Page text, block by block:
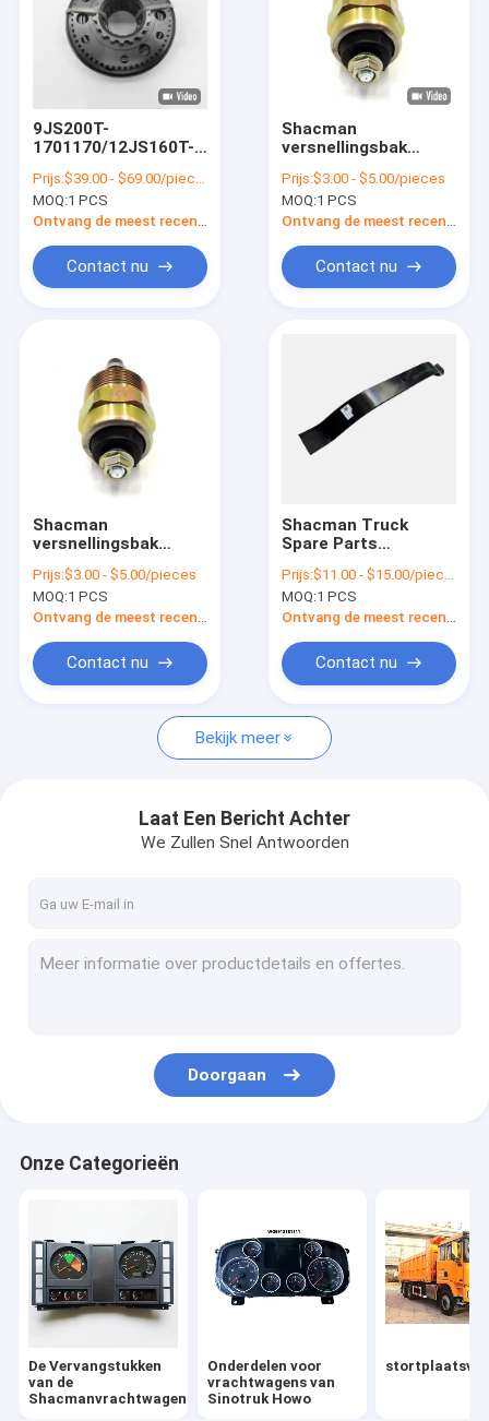
Producten
Over ons
Fabriekstocht
Gevallen
Vraag een offerte
De Vervangstukken van de Shacmanvrachtwagen
stortplaatsvrachtwagen
Tractorvrachtwagen
Onderdelen voor transmissie van vrachtwagens
De Vervangstukken van de Fawvrachtwagen
FOTON-Vrachtwagenvervangstukken
9JS200T-
1701170/12JS160T-
versnellingsbak
synchronisator voor
Shacman Truck
Prijs:$39.00 - $69.00/pieces
MOQ:1 PCS
Ontvang de meest recente Prijs
Contact nu
Shacman
versnellingsbak
omgekeerde
schakelaar
drukneutrale
791.00.71.0068-
1/990.12.71.0041-3
Prijs:$3.00 - $5.00/pieces
MOQ:1 PCS
Ontvang de meest recente Prijs
Contact nu
Shacman
versnellingsbak
omgekeerde
schakelaar druk /
neutrale schakelaar
1/990.12.71.0041- 3/1
Prijs:$3.00 - $5.00/pieces
MOQ:1 PCS
Ontvang de meest recente Prijs
Contact nu
Shacman Truck
Spare Parts
Transmissie Leaf
Spring Crossbeam
DZ96259590071 voor
Prijs:$11.00 - $15.00/pieces
MOQ:1 PCS
Ontvang de meest recente Prijs
Contact nu
Bekijk meer
Laat Een Bericht Achter
We Zullen Snel Antwoorden
Doorgaan
Onze Categorieën
De Vervangstukken
van de
Shacmanvrachtwagen
Onderdelen voor
vrachtwagens van
Sinotruk Howo